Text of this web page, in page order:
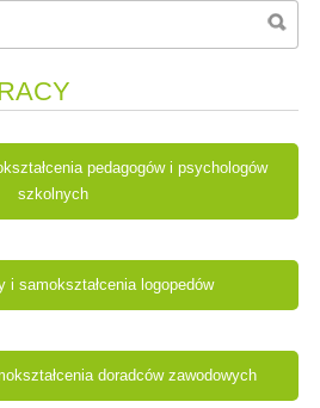
pedagogów i psychologów
szkolnych
i samokształcenia logopedów
doradców zawodowych